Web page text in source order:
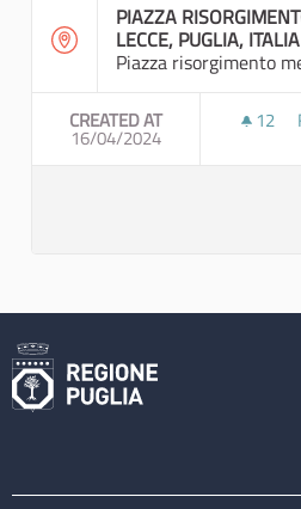
PIAZZA
LECCE, PUGLIA, ITALIA
Piazza risorgimento
CREATED AT
16/04/2024
12